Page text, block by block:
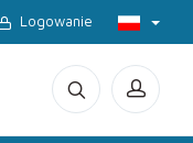
Logowanie